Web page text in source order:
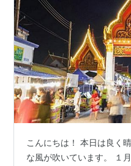
こんにちは！ 本日は良く
な風が吹いています。 １